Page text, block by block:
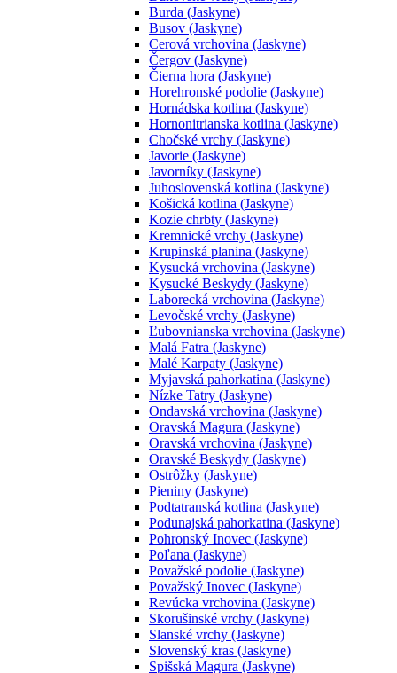
Burda (Jaskyne)
Busov (Jaskyne)
Cerová vrchovina (Jaskyne)
Čergov (Jaskyne)
Čierna hora (Jaskyne)
Horehronské podolie (Jaskyne)
Hornádska kotlina (Jaskyne)
Hornonitrianska kotlina (Jaskyne)
Chočské vrchy (Jaskyne)
Javorie (Jaskyne)
Javorníky (Jaskyne)
Juhoslovenská kotlina (Jaskyne)
Košická kotlina (Jaskyne)
Kozie chrbty (Jaskyne)
Kremnické vrchy (Jaskyne)
Krupinská planina (Jaskyne)
Kysucká vrchovina (Jaskyne)
Kysucké Beskydy (Jaskyne)
Laborecká vrchovina (Jaskyne)
Levočské vrchy (Jaskyne)
Ľubovnianska vrchovina (Jaskyne)
Malá Fatra (Jaskyne)
Malé Karpaty (Jaskyne)
Myjavská pahorkatina (Jaskyne)
Nízke Tatry (Jaskyne)
Ondavská vrchovina (Jaskyne)
Oravská Magura (Jaskyne)
Oravská vrchovina (Jaskyne)
Oravské Beskydy (Jaskyne)
Ostrôžky (Jaskyne)
Pieniny (Jaskyne)
Podtatranská kotlina (Jaskyne)
Podunajská pahorkatina (Jaskyne)
Pohronský Inovec (Jaskyne)
Poľana (Jaskyne)
Považské podolie (Jaskyne)
Považský Inovec (Jaskyne)
Revúcka vrchovina (Jaskyne)
Skorušinské vrchy (Jaskyne)
Slanské vrchy (Jaskyne)
Slovenský kras (Jaskyne)
Spišská Magura (Jaskyne)